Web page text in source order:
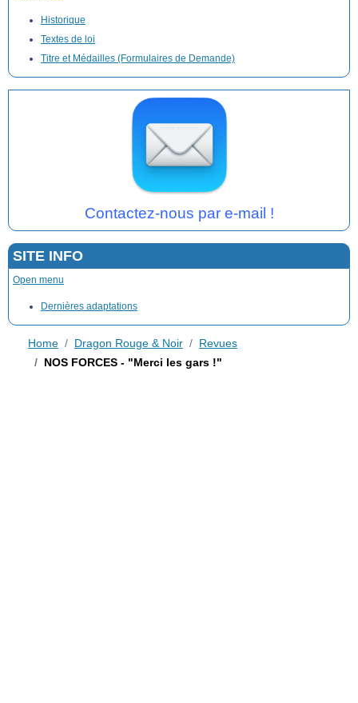
Historique
Textes de loi
Titre et Médailles (Formulaires de Demande)
Contactez-nous par e-mail !
SITE INFO
Open menu
Dernières adaptations
Home Dragon Rouge & Noir
Revues
NOS FORCES - "Merci les gars !"